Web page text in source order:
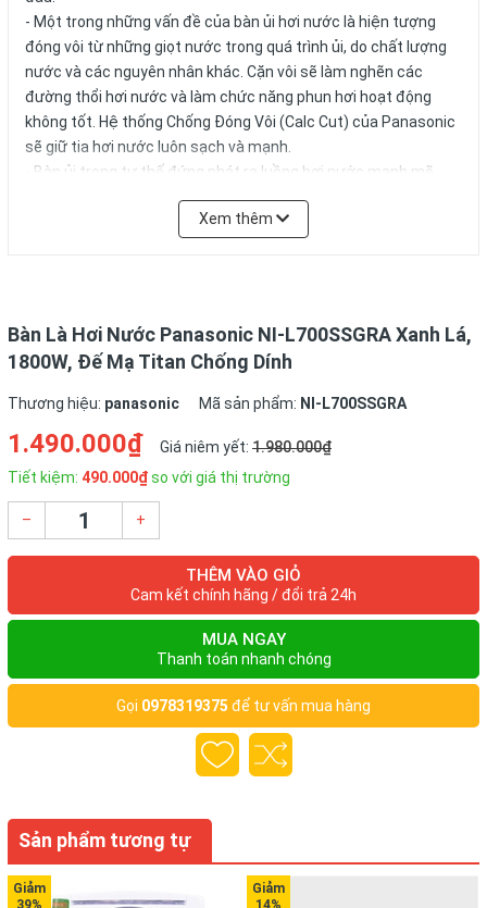
- Một trong những vấn đề của bàn ủi hơi nước là hiện tượng
đóng vôi từ những giọt nước trong quá trình ủi, do chất lượng
nước và các nguyên nhân khác. Cặn vôi sẽ làm nghẽn các
đường thổi hơi nước và làm chức năng phun hơi hoạt động
không tốt. Hệ thống Chống Đóng Vôi (Calc Cut) của Panasonic
sẽ giữ tia hơi nước luôn sạch và mạnh.
- Bàn ủi trong tư thế đứng phát ra luồng hơi nước mạnh mẽ,
hoạt động hiệu quả tại mọi vị trí. Phun hơi nước còn xóa bỏ
được các mùi khó chịu trong vải và là một trong nhiều chức
- Vì sự thay đổi nhiệt độ và nhiều yếu tố khác, hơi nước có thể
nguội đi và rỉ giọt từ đế bàn ủi, tạo ra những vết ẩm trên quần
áo. Hệ thống van tự động cùng chức năng Chống Rỉ Nước của
năng nhỏ giọt
- Hệ thống tự ngắt với ba cách tự ngắt điện:
Cảm biến điện tử (không dùng thủy ngân) sẽ tự ngắt điện nếu
bàn ủi nằm nghiêng không chuyển động trong 60 giây.
Cảm biến điện tử (không dùng thủy ngân) sẽ tự ngắt điện nếu
bàn ủi nằm ngang không chuyển động trong 60 giây.
Cảm biến điện tử (không dùng thủy ngân) sẽ tự ngắt điện nếu
bàn ủi không chuyển động trong 10 phút ở tư thế đứng.
Xem thêm
Bàn Là Hơi Nước Panasonic NI-L700SSGRA Xanh Lá,
1800W, Đế Mạ Titan Chống Dính
Thương hiệu: panasonic Mã sản phẩm: NI-L700SSGRA
1.490.000₫ Giá niêm yết: 1.980.000₫
Tiết kiệm: 490.000₫so với giá thị trường
– +
THÊM VÀO GIỎ
Cam kết chính hãng / đổi trả 24h
MUA NGAY
Thanh toán nhanh chóng
Gọi 0978319375 để tư vấn mua hàng
Sản phẩm tương tự